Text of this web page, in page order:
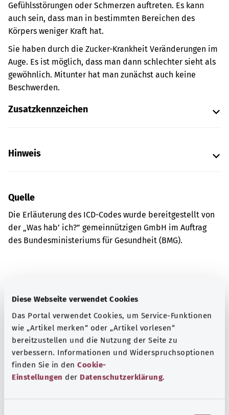
Diese Webseite verwendet Cookies
Das Portal verwendet Cookies, um Service-Funktionen
wie „Artikel merken“ oder „Artikel vorlesen“
bereitzustellen und die Nutzung der Seite zu
verbessern. Informationen und Widerspruchsoptionen
finden Sie in den Cookie-
Einstellungen der Datenschutzerklärung.
Gefühlsstörungen oder Schmerzen auftreten. Es kann
auch sein, dass man in bestimmten Bereichen des
Körpers weniger Kraft hat.
Sie haben durch die Zucker-Krankheit Veränderungen im
Auge. Es ist möglich, dass man dann schlechter sieht als
gewöhnlich. Mitunter hat man zunächst auch keine
Beschwerden.
Zusatzkennzeichen
Hinweis
Quelle
Die Erläuterung des ICD-Codes wurde bereitgestellt von
der „Was hab’ ich?” gemeinnützigen GmbH im Auftrag
des Bundesministeriums für Gesundheit (BMG).
Weitere Artikel